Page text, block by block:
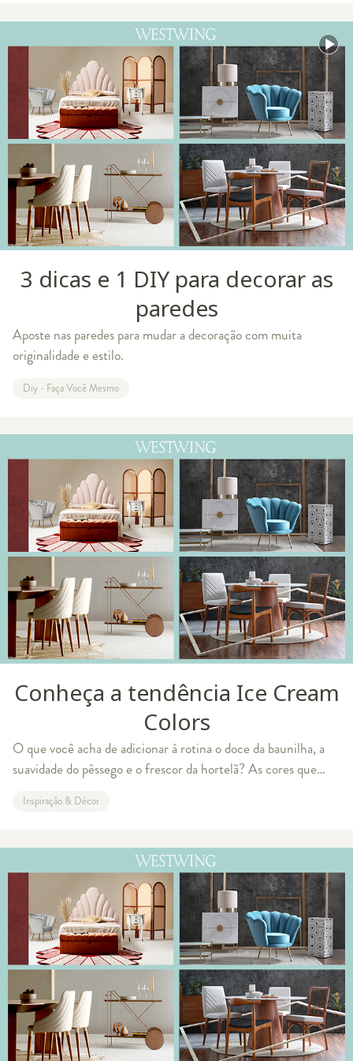
3 dicas e 1 DIY para decorar as
paredes
Aposte nas paredes para mudar a decoração com muita
originalidade e estilo.
Diy - Faça Você Mesmo
Conheça a tendência Ice Cream
Colors
O que você acha de adicionar à rotina o doce da baunilha, a
suavidade do pêssego e o frescor da hortelã? As cores que
uma tendência de sucesso
Inspiração & Décor